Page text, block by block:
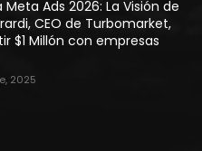
Meta Ads 2026: La Visión de
CEO de Turbomarket,
$1 Millón con empresas
2025